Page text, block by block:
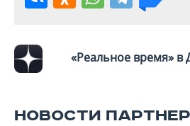
«Реальное время» в
НОВОСТИ